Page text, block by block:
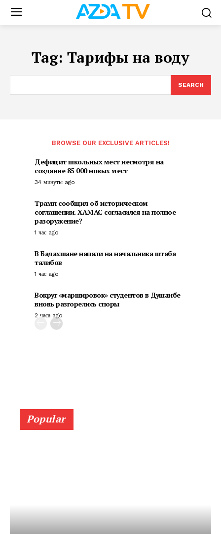
Tag: Тарифы на воду
SEARCH
BROWSE OUR EXCLUSIVE ARTICLES!
Дефицит школьных мест несмотря на
создание 85 000 новых мест
34 минуты ago
Трамп сообщил об историческом
соглашении. ХАМАС согласился на полное
разоружение?
1 час ago
В Бадахшане напали на начальника штаба
талибов
1 час ago
Вокруг «маршировок» студентов в Душанбе
вновь разгорелись споры
2 часа ago
Popular